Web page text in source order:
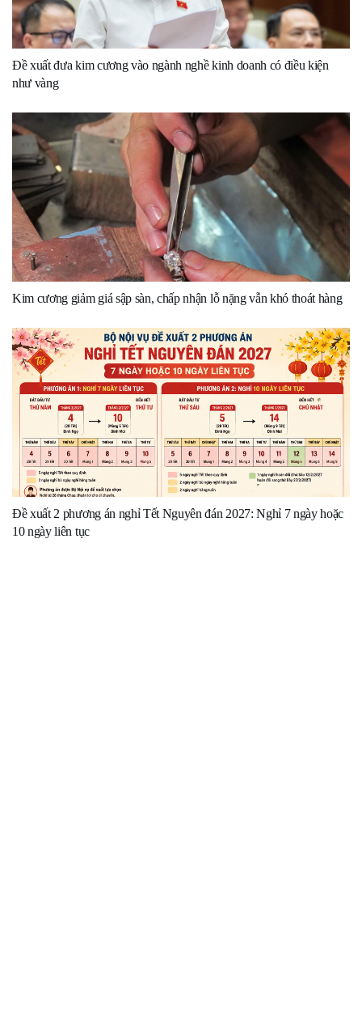
Đề xuất đưa kim cương vào ngành nghề kinh doanh có điều kiện
như vàng
Kim cương giảm giá sập sàn, chấp nhận lỗ nặng vẫn khó thoát hàng
Đề xuất 2 phương án nghỉ Tết Nguyên đán 2027: Nghỉ 7 ngày hoặc
10 ngày liên tục